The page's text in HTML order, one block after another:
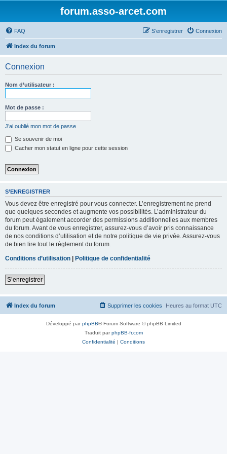
forum.asso-arcet.com
FAQ Connexion
S’enregistrer
Index du forum
Connexion
Nom d’utilisateur :
Mot de passe :
J’ai oublié mon mot de passe
Se souvenir de moi
Cacher mon statut en ligne pour cette session
S’ENREGISTRER
Vous devez être enregistré pour vous connecter. L’enregistrement ne prend
que quelques secondes et augmente vos possibilités. L’administrateur du
forum peut également accorder des permissions additionnelles aux membres
du forum. Avant de vous enregistrer, assurez-vous d’avoir pris connaissance
de nos conditions d’utilisation et de notre politique de vie privée. Assurez-vous
de bien lire tout le règlement du forum.
Conditions d’utilisation | Politique de confidentialité
S’enregistrer
Index du forum Heures au format UTC
Supprimer les cookies
Développé parphpBB® Forum Software © phpBB Limited
Traduit parphpBB-fr.com
Confidentialité | Conditions